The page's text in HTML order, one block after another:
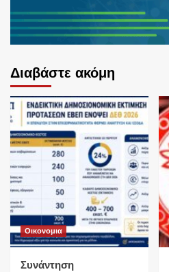
Διαβάστε ακόμη
Οικονομια
Συνάντηση